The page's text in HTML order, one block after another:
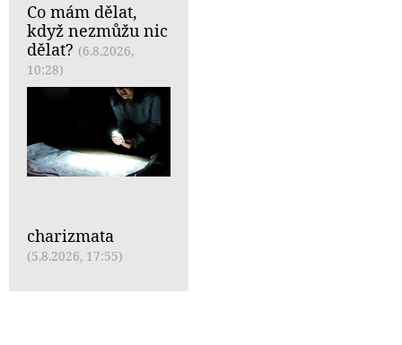
Co mám dělat,
když nezmůžu nic
dělat? (6.8.2026,
10:28)
charizmata
(5.8.2026, 17:55)